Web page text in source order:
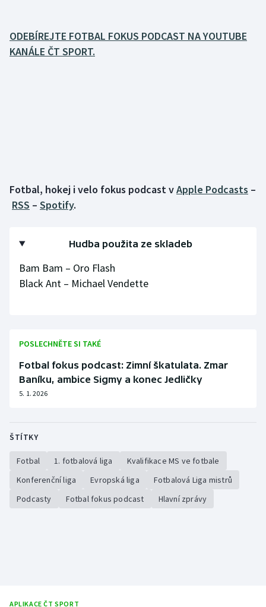
Golf
Lezení
Lyže a snowboard
Moderní pětiboj
Plavání
Ragby
Rychlobruslení
Rychlostní kanoistika
ODEBÍREJTE FOTBAL FOKUS PODCAST NA YOUTUBE
KANÁLE ČT SPORT.
Fotbal, hokej i velo fokus podcast vApple Podcasts –
RSS – Spotify.
Hudba použita ze skladeb
Bam Bam – Oro Flash
Black Ant – Michael Vendette
POSLECHNĚTE SI TAKÉ
Fotbal fokus podcast: Zimní škatulata. Zmar
Baníku, ambice Sigmy a konec Jedličky
5. 1. 2026
ŠTÍTKY
Fotbal 1. fotbalová liga
Kvalifikace MS ve fotbale
Konferenční liga
Evropská liga
Fotbalová Liga mistrů
Podcasty
Fotbal fokus podcast Hlavní zprávy
APLIKACE ČT SPORT